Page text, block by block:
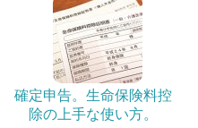
確定申告。生命保険料控
除の上手な使い方。